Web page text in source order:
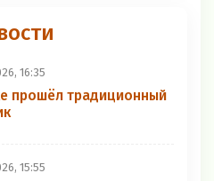
16:35
прошёл традиционный
15:55